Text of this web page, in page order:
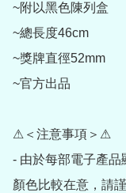
~附以黑色陳列盒
~總長度46cm
~獎牌直徑52mm
~官方出品
⚠＜注意事項＞⚠
- 由於每部電子產
顏色比較在意，請